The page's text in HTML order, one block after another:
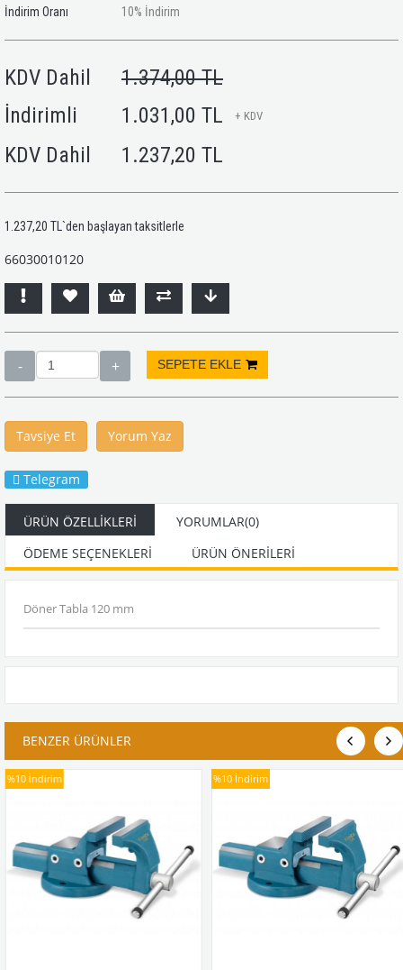
İndirim Oranı
%
10 İndirim
KDV Dahil
1.374,00 TL
İndirimli
1.031,00 TL + KDV
KDV Dahil 1.237,20 TL
1.237,20 TL `den başlayan taksitlerle
66030010120
Tavsiye Et Yorum Yaz
Telegram
ÜRÜN ÖZELLIKLERI YORUMLAR(0)
ÖDEME SEÇENEKLERI
ÜRÜN ÖNERILERI
Döner Tabla 120 mm
BENZER ÜRÜNLER
İndirim %10 İndirim